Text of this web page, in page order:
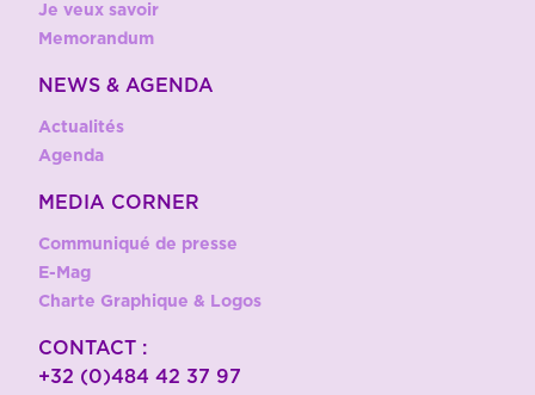
Je veux savoir
Memorandum
NEWS & AGENDA
Actualités
Agenda
MEDIA CORNER
Communiqué de presse
E-Mag
Charte Graphique & Logos
CONTACT :
+32 (0)484 42 37 97